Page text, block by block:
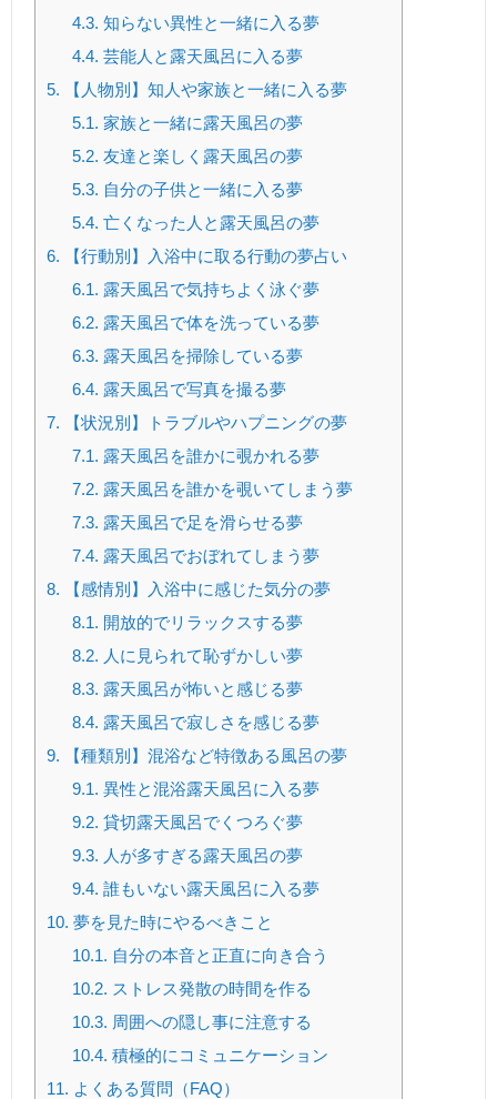
4.3. 知らない異性と一緒に入る夢
4.4. 芸能人と露天風呂に入る夢
5. 【人物別】知人や家族と一緒に入る夢
5.1. 家族と一緒に露天風呂の夢
5.2. 友達と楽しく露天風呂の夢
5.3. 自分の子供と一緒に入る夢
5.4. 亡くなった人と露天風呂の夢
6. 【行動別】入浴中に取る行動の夢占い
6.1. 露天風呂で気持ちよく泳ぐ夢
6.2. 露天風呂で体を洗っている夢
6.3. 露天風呂を掃除している夢
6.4. 露天風呂で写真を撮る夢
7. 【状況別】トラブルやハプニングの夢
7.1. 露天風呂を誰かに覗かれる夢
7.2. 露天風呂を誰かを覗いてしまう夢
7.3. 露天風呂で足を滑らせる夢
7.4. 露天風呂でおぼれてしまう夢
8. 【感情別】入浴中に感じた気分の夢
8.1. 開放的でリラックスする夢
8.2. 人に見られて恥ずかしい夢
8.3. 露天風呂が怖いと感じる夢
8.4. 露天風呂で寂しさを感じる夢
9. 【種類別】混浴など特徴ある風呂の夢
9.1. 異性と混浴露天風呂に入る夢
9.2. 貸切露天風呂でくつろぐ夢
9.3. 人が多すぎる露天風呂の夢
9.4. 誰もいない露天風呂に入る夢
10. 夢を見た時にやるべきこと
10.1. 自分の本音と正直に向き合う
10.2. ストレス発散の時間を作る
10.3. 周囲への隠し事に注意する
10.4. 積極的にコミュニケーション
11. よくある質問（FAQ）